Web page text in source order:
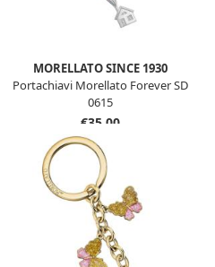
MORELLATO SINCE 1930
Portachiavi Morellato Forever SD
0615
€35,00